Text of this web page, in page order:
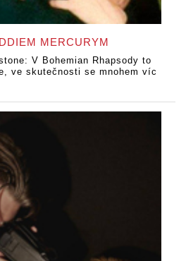
MERCURYM
V Bohemian Rhapsody to
ve skutečnosti se mnohem víc